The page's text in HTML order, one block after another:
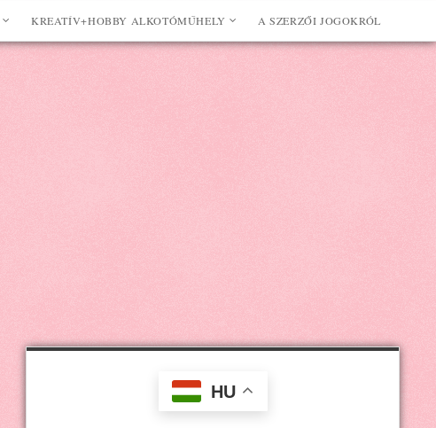
KREATÍV+HOBBY ALKOTÓMŰHELY A SZERZŐI JOGOKRÓL
HU